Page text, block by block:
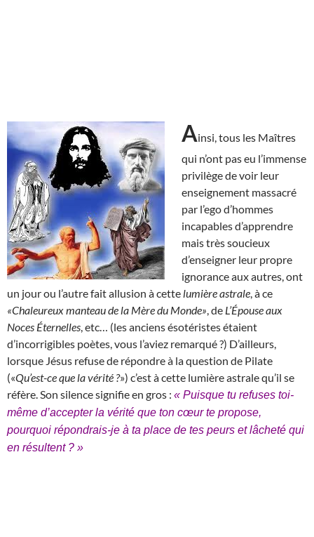
Ainsi, tous les Maîtres
qui n’ont pas eu l’immense
privilège de voir leur
enseignement massacré
par l’ego d’hommes
incapables d’apprendre
mais très soucieux
d’enseigner leur propre
ignorance aux autres, ont
un jour ou l’autre fait allusion à cette lumière astrale , à ce
«Chaleureux manteau de la Mère du Monde» , de L’Épouse aux
Noces Éternelles , etc… (les anciens ésotéristes étaient
d’incorrigibles poètes, vous l’aviez remarqué ?) D’ailleurs,
lorsque Jésus refuse de répondre à la question de Pilate
(«Qu’est-ce que la vérité ?») c’est à cette lumière astrale qu’il se
réfère. Son silence signifie en gros : « Puisque tu refuses toi-
même d’accepter la vérité que ton cœur te propose,
pourquoi répondrais-je à ta place de tes peurs et lâcheté qui
en résultent ? »